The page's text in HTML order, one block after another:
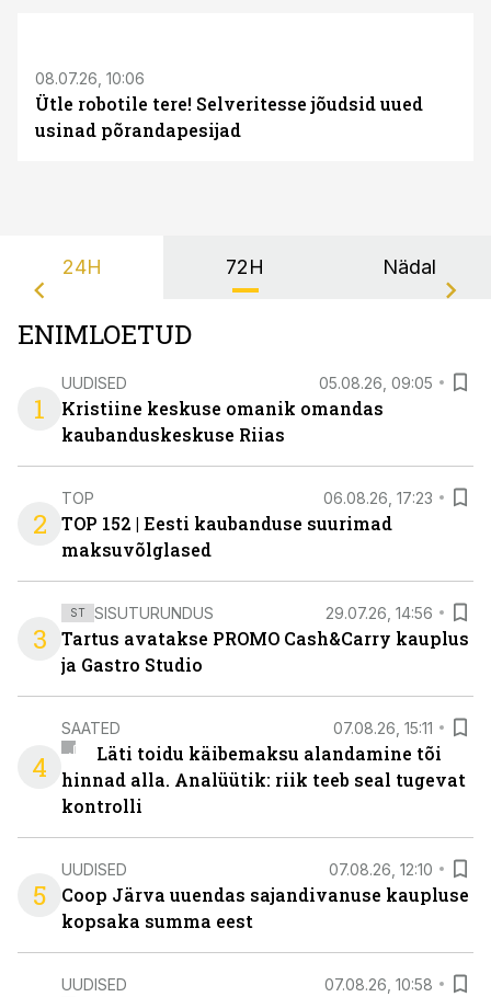
08.07.26, 10:06
Ütle robotile tere! Selveritesse jõudsid uued
usinad põrandapesijad
24H 72H Nädal
ENIMLOETUD
1
UUDISED 05.08.26, 09:05
Kristiine keskuse omanik omandas
kaubanduskeskuse Riias
2
TOP 06.08.26, 17:23
TOP 152 | Eesti kaubanduse suurimad
maksuvõlglased
3
ST SISUTURUNDUS 29.07.26, 14:56
Tartus avatakse PROMO Cash&Carry kauplus
ja Gastro Studio
4
SAATED 07.08.26, 15:11
Läti toidu käibemaksu alandamine tõi
hinnad alla. Analüütik: riik teeb seal tugevat
kontrolli
5
UUDISED 07.08.26, 12:10
Coop Järva uuendas sajandivanuse kaupluse
kopsaka summa eest
UUDISED 07.08.26, 10:58